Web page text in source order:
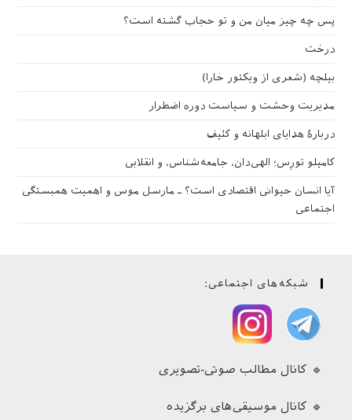
پس چه چیز میان من و تو حجاب گشته است؟
درخت
بیلچه (شعری از ویکتور خارا)
مدیریت وحشت و سیاست دوره اضطرار
دربارهٔ هدایای ابلهانه و کثیف
کامیلو تورِس؛ الهی‌دان، جامعه‌شناس، و انقلابی
آیا انسان حیوانی اقتصادی است؟ ـ مارسل موس و اهمیت همبستگی
اجتماعی
شبکه‌های اجتماعی:
🔹 کانال مطالب صوتی-تصویری
🔹 کانال موسیقی‌های برگزیده